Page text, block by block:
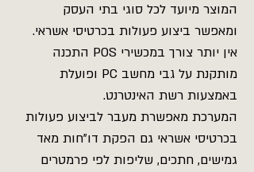
המוצר מיועד לכל סוגי בתי העסק
ומאפשר ביצוע פעולות בכרטיסי אשראי.
אין יותר צורך במכשירי POS התכנה
מותקנת על גבי מחשב PC ופועלת
באמצעות רשת האינטרנט.
המערכת מאפשרת מעבר לביצוע פעולות
בכרטיסי אשראי גם הפקת דו"חות מאד
גמישים, חתכים, שליפות לפי פרמטרים